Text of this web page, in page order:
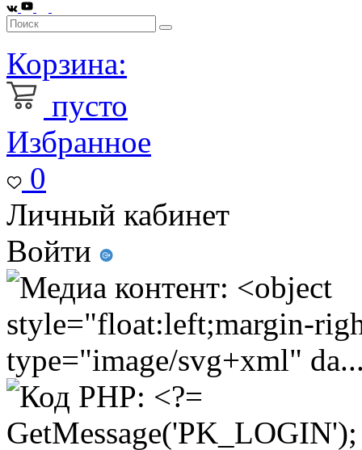
Корзина:
пусто
Избранное
0
Личный кабинет
Войти